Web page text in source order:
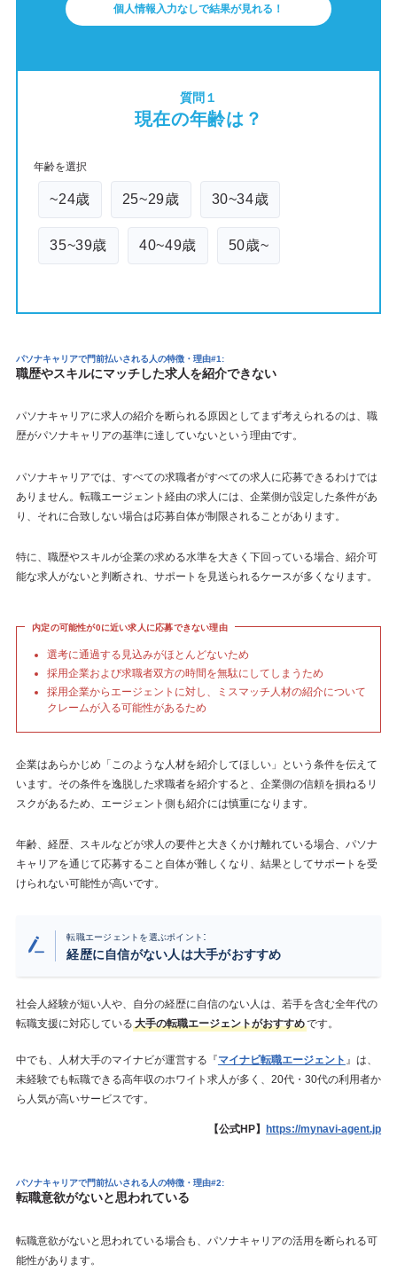
個人情報入力なしで結果が見れる！
質問１
現在の年齢は？
年齢を選択
~24歳 25~29歳 30~34歳
35~39歳 40~49歳 50歳~
パソナキャリアで門前払いされる人の特徴・理由#1:
職歴やスキルにマッチした求人を紹介できない
パソナキャリアに求人の紹介を断られる原因としてまず考えられるのは、職
歴がパソナキャリアの基準に達していないという理由です。
パソナキャリアでは、すべての求職者がすべての求人に応募できるわけでは
ありません。転職エージェント経由の求人には、企業側が設定した条件があ
り、それに合致しない場合は応募自体が制限されることがあります。
特に、職歴やスキルが企業の求める水準を大きく下回っている場合、紹介可
能な求人がないと判断され、サポートを見送られるケースが多くなります。
内定の可能性が0に近い求人に応募できない理由
選考に通過する見込みがほとんどないため
採用企業および求職者双方の時間を無駄にしてしまうため
採用企業からエージェントに対し、ミスマッチ人材の紹介について
クレームが入る可能性があるため
企業はあらかじめ「このような人材を紹介してほしい」という条件を伝えて
います。その条件を逸脱した求職者を紹介すると、企業側の信頼を損ねるリ
スクがあるため、エージェント側も紹介には慎重になります。
年齢、経歴、スキルなどが求人の要件と大きくかけ離れている場合、パソナ
キャリアを通じて応募すること自体が難しくなり、結果としてサポートを受
けられない可能性が高いです。
転職エージェントを選ぶポイント :
経歴に自信がない人は大手がおすすめ
社会人経験が短い人や、自分の経歴に自信のない人は、若手を含む全年代の
転職支援に対応している 大手の転職エージェントがおすすめです。
中でも、人材大手のマイナビが運営する『マイナビ転職エージェント 』は、
未経験でも転職できる高年収のホワイト求人が多く、20代・30代の利用者か
ら人気が高いサービスです。
【公式HP】 https://mynavi-agent.jp
パソナキャリアで門前払いされる人の特徴・理由#2:
転職意欲がないと思われている
転職意欲がないと思われている場合も、パソナキャリアの活用を断られる可
能性があります。